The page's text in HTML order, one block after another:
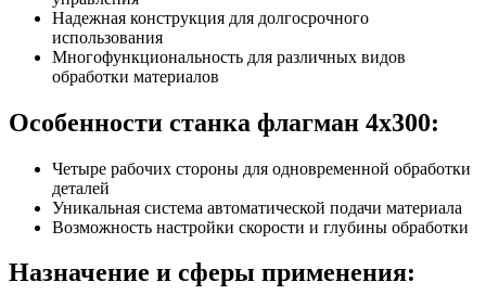
Надежная конструкция для долгосрочного
использования
Многофункциональность для различных видов
обработки материалов
Особенности станка флагман 4х300:
Четыре рабочих стороны для одновременной обработки
деталей
Уникальная система автоматической подачи материала
Возможность настройки скорости и глубины обработки
Назначение и сферы применения: